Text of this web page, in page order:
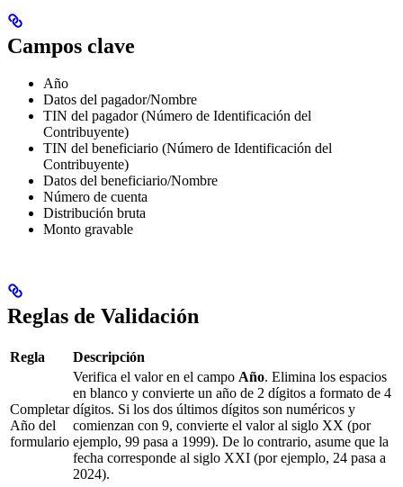
Campos clave
Año
Datos del pagador/Nombre
TIN del pagador (Número de Identificación del
Contribuyente)
TIN del beneficiario (Número de Identificación del
Contribuyente)
Datos del beneficiario/Nombre
Número de cuenta
Distribución bruta
Monto gravable
Reglas de Validación
Regla Descripción
Completar
Año del
formulario
Verifica el valor en el campo Año. Elimina los espacios
en blanco y convierte un año de 2 dígitos a formato de 4
dígitos. Si los dos últimos dígitos son numéricos y
comienzan con 9, convierte el valor al siglo XX (por
ejemplo, 99 pasa a 1999). De lo contrario, asume que la
fecha corresponde al siglo XXI (por ejemplo, 24 pasa a
2024).